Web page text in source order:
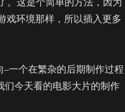
戏环境那样，所以插入更多
一个在繁杂的后期制作过程
们今天看的电影大片的制作